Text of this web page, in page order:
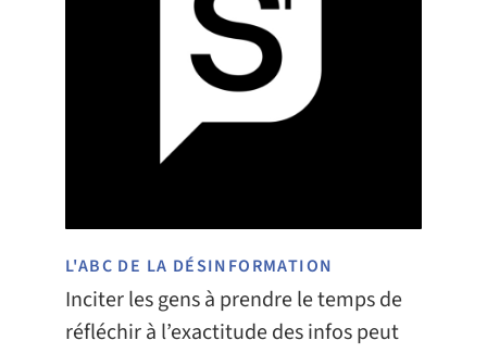
L'ABC DE LA DÉSINFORMATION
Inciter les gens à prendre le temps de
réfléchir à l’exactitude des infos peut